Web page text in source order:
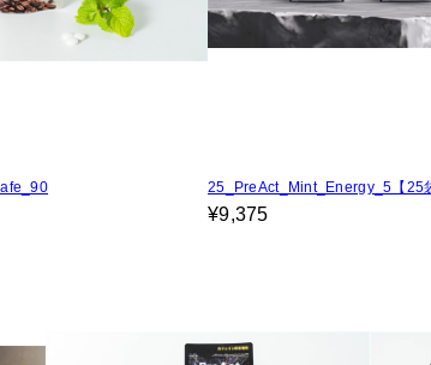
25_PreAct_Mint_Energy_5【25
¥9,375